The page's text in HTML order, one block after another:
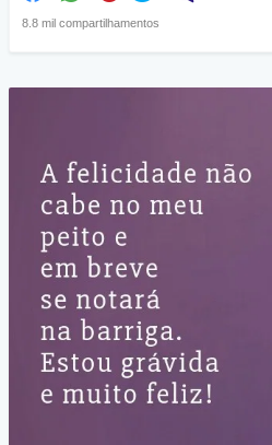
8.8 mil compartilhamentos